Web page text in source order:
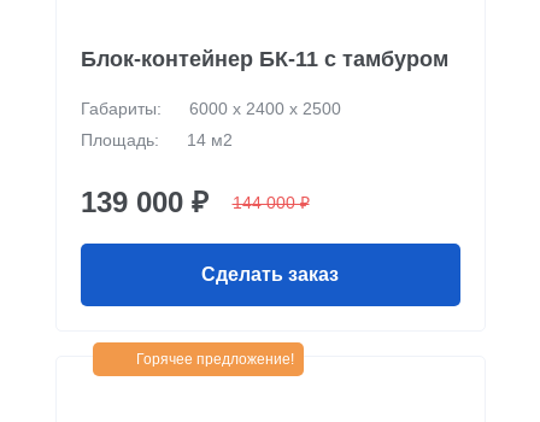
Блок-контейнер БК-11 c тамбуром
Габариты:
6000 х 2400 х 2500
Площадь:
14 м2
139 000 ₽ 144 000 ₽
Сделать заказ
Горячее предложение!